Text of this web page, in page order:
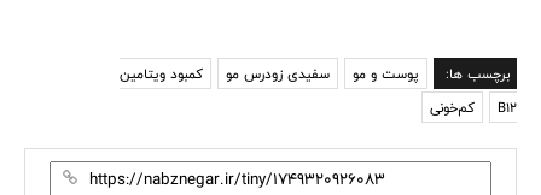
برچسب ها: پوست و مو سفیدی زودرس مو
کمبود ویتامین
B12
کم‌خونی